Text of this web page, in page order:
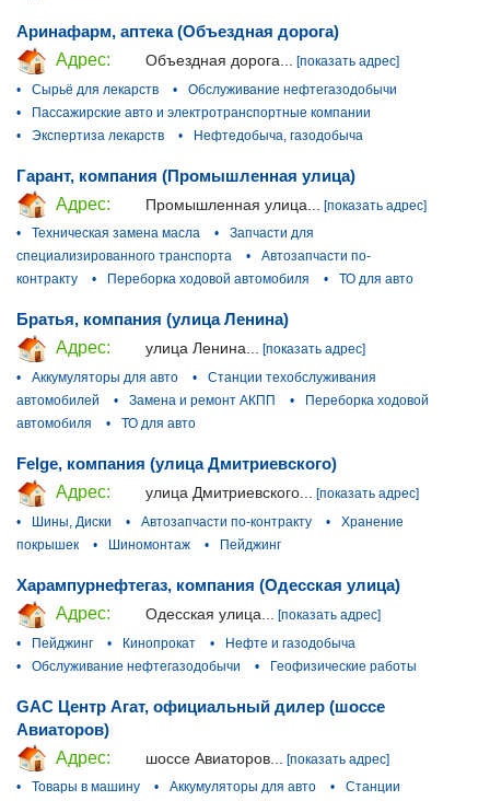
Аринафарм, аптека (Объездная дорога)
Адрес:
Объездная дорога...
[показать адрес]
•
Сырьё для лекарств •
Обслуживание нефтегазодобычи
•
Пассажирские авто и электротранспортные компании
•
Экспертиза лекарств • Нефтедобыча, газодобыча
Гарант, компания (Промышленная улица)
Адрес:
Промышленная улица...
[показать адрес]
•
Техническая замена масла •
Запчасти для
специализированного транспорта
•
Автозапчасти по-
контракту
• Переборка ходовой автомобиля • ТО для авто
Братья, компания (улица Ленина)
Адрес:
улица Ленина... [показать адрес]
•
Аккумуляторы для авто •
Станции техобслуживания
автомобилей
• Замена и ремонт АКПП •
Переборка ходовой
автомобиля
• ТО для авто
Felge, компания (улица Дмитриевского)
Адрес:
улица Дмитриевского...
[показать адрес]
•
Шины, Диски • Автозапчасти по-контракту •
Хранение
покрышек
• Шиномонтаж • Пейджинг
Харампурнефтегаз, компания (Одесская улица)
Адрес:
Одесская улица...
[показать адрес]
•
Пейджинг • Кинопрокат •
Нефте и газодобыча
•
Обслуживание нефтегазодобычи • Геофизические работы
GAC Центр Агат, официальный дилер (шоссе
Авиаторов)
Адрес:
шоссе Авиаторов...
[показать адрес]
•
Товары в машину • Аккумуляторы для авто • Станции